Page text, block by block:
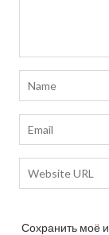
Сохранить моё